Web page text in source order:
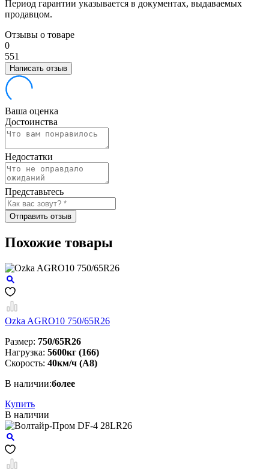
Период гарантии указывается в документах, выдаваемых
продавцом.
Отзывы о товаре
0
551
Написать отзыв
Ваша оценка
Достоинства
Недостатки
Представьтесь
Отправить отзыв
Похожие товары
Ozka AGRO10 750/65R26
Размер: 750/65R26
Нагрузка: 5600кг (166)
Скорость: 40км/ч (А8)
В наличии:более
Купить
В наличии